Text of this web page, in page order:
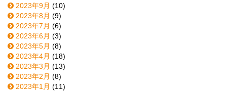
2023年9月 (10)
2023年8月 (9)
2023年7月 (6)
2023年6月 (3)
2023年5月 (8)
2023年4月 (18)
2023年3月 (13)
2023年2月 (8)
2023年1月 (11)